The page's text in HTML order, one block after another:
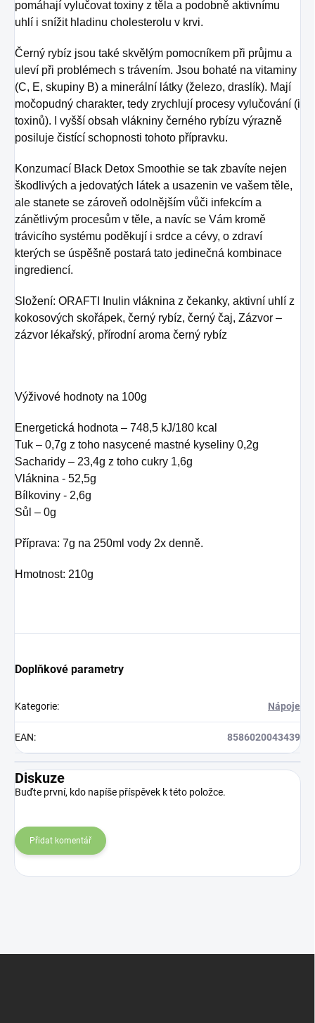
pomáhají vylučovat toxiny z těla a podobně aktivnímu
uhlí i snížit hladinu cholesterolu v krvi.
Černý rybíz jsou také skvělým pomocníkem při průjmu a
uleví při problémech s trávením. Jsou bohaté na vitaminy
(C, E, skupiny B) a minerální látky (železo, draslík). Mají
močopudný charakter, tedy zrychlují procesy vylučování (i
toxinů). I vyšší obsah vlákniny černého rybízu výrazně
posiluje čistící schopnosti tohoto přípravku.
Konzumací Black Detox Smoothie se tak zbavíte nejen
škodlivých a jedovatých látek a usazenin ve vašem těle,
ale stanete se zároveň odolnějším vůči infekcím a
zánětlivým procesům v těle, a navíc se Vám kromě
trávicího systému poděkují i ​​srdce a cévy, o zdraví
kterých se úspěšně postará tato jedinečná kombinace
ingrediencí.
Složení: ORAFTI Inulin vláknina z čekanky, aktivní uhlí z
kokosových skořápek, černý rybíz, černý čaj, Zázvor –
zázvor lékařský, přírodní aroma černý rybíz
Výživové hodnoty na 100g
Energetická hodnota – 748,5 kJ/180 kcal
Tuk – 0,7g z toho nasycené mastné kyseliny 0,2g
Sacharidy – 23,4g z toho cukry 1,6g
Vláknina - 52,5g
Bílkoviny - 2,6g
Sůl – 0g
Příprava: 7g na 250ml vody 2x denně.
Hmotnost: 210g
Doplňkové parametry
Kategorie: Nápoje
EAN: 8586020043439
Diskuze
Buďte první, kdo napíše příspěvek k této položce.
Přidat komentář